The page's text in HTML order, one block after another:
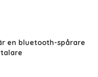
en bluetooth-spårare